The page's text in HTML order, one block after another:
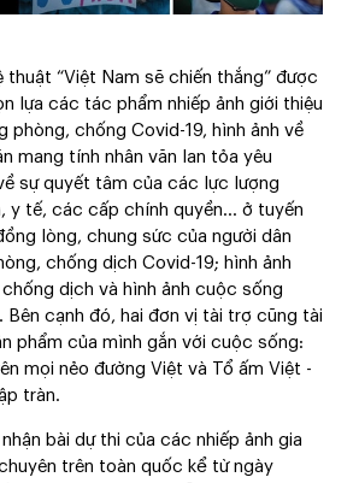
thuật “Việt Nam sẽ chiến thắng” được
lựa các tác phẩm nhiếp ảnh giới thiệu
phòng, chống Covid-19, hình ảnh về
mang tính nhân văn lan tỏa yêu
sự quyết tâm của các lực lượng
y tế, các cấp chính quyền… ở tuyến
lòng, chung sức của người dân
chống dịch Covid-19; hình ảnh
dịch và hình ảnh cuộc sống
Bên cạnh đó, hai đơn vị tài trợ cũng tài
phẩm của mình gắn với cuộc sống:
mọi nẻo đường Việt và Tổ ấm Việt -
tràn.
bài dự thi của các nhiếp ảnh gia
trên toàn quốc kể từ ngày